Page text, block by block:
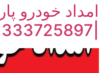
امداد خودرو